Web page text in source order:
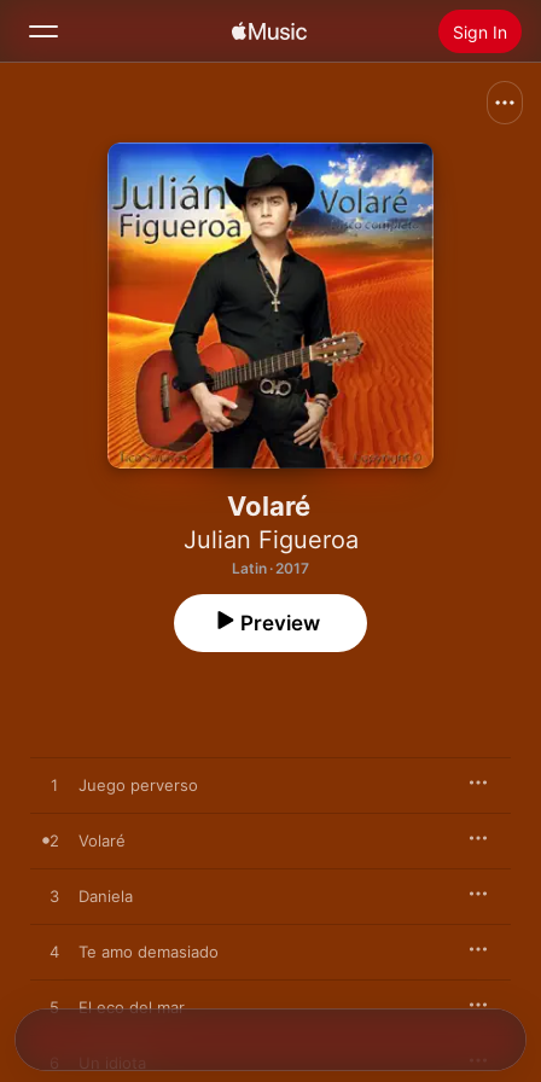
Sign In
Install Apple Music
Volaré
Julian Figueroa
Latin · 2017
Preview
1 Juego perverso
2 Volaré
3 Daniela
4 Te amo demasiado
5 El eco del mar
6 Un idiota